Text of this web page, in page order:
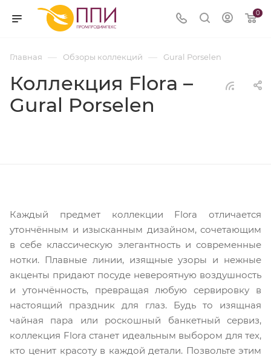
0
Главная — Обзоры коллекций — Gural Porselen
Коллекция Flora –
Gural Porselen
Каждый предмет коллекции Flora отличается
утончённым и изысканным дизайном, сочетающим
в себе классическую элегантность и современные
нотки. Плавные линии, изящные узоры и нежные
акценты придают посуде невероятную воздушность
и утончённость, превращая любую сервировку в
настоящий праздник для глаз. Будь то изящная
чайная пара или роскошный банкетный сервиз,
коллекция Flora станет идеальным выбором для тех,
кто ценит красоту в каждой детали. Позвольте этим